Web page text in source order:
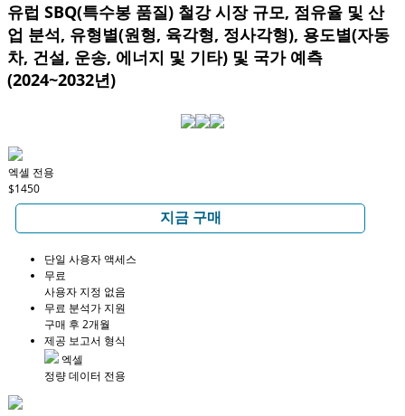
유럽 ​​SBQ(특수봉 품질) 철강 시장 규모, 점유율 및 산
업 분석, 유형별(원형, 육각형, 정사각형), 용도별(자동
차, 건설, 운송, 에너지 및 기타) 및 국가 예측
(2024~2032년)
엑셀 전용
$1450
지금 구매
단일 사용자 액세스
무료
사용자 지정 없음
무료 분석가 지원
구매 후 2개월
제공 보고서 형식
엑셀
정량 데이터 전용